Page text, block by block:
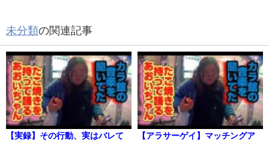
未分類の関連記事
【実録】その行動、実はバレて
【アラサーゲイ】マッチングア